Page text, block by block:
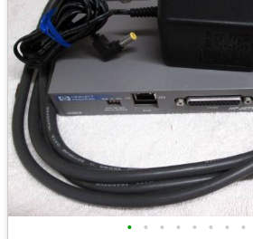
• • • • • • • •